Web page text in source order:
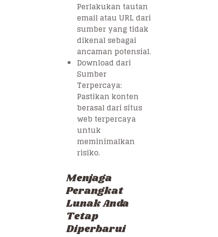
Perlakukan tautan
email atau URL dari
sumber yang tidak
dikenal sebagai
ancaman potensial.
Download dari
Sumber
Terpercaya:
Pastikan konten
berasal dari situs
web terpercaya
untuk
meminimalkan
risiko.
Menjaga
Perangkat
Lunak Anda
Tetap
Diperbarui